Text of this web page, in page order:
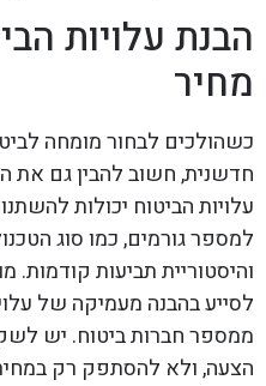
הבנת עלויות
מחיר
כשהולכים לבחור מומחה
חדשנית, חשוב להבין גם את
עלויות הביטוח יכולות
למספר גורמים, כמו סוג
והיסטוריית תביעות קודמות.
לסייע בהבנה מעמיקה של
ממספר חברות ביטוח. יש
הצעה, ולא להסתפק רק במחיר